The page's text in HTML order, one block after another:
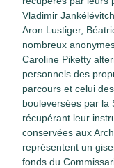
Vladimir
Aron Lustiger,
nombreux
Caroline Piketty
personnels des
parcours et celui
bouleversées par la
récupérant leur
conservées aux
représentent un
fonds du